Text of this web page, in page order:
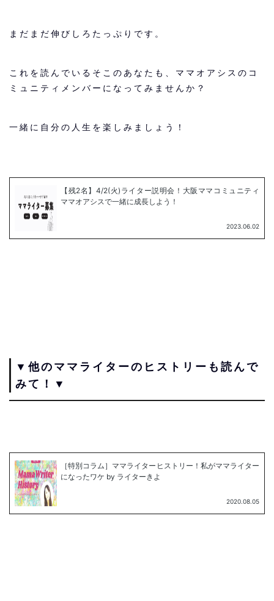
まだまだ伸びしろたっぷりです。
これを読んでいるそこのあなたも、ママオアシスのコ
ミュニティメンバーになってみませんか？
一緒に自分の人生を楽しみましょう！
▼他のママライターのヒストリーも読んで
みて！▼